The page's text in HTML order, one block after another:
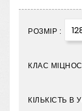
РОЗМІР :
КЛАС
КІЛЬКІСТЬ В